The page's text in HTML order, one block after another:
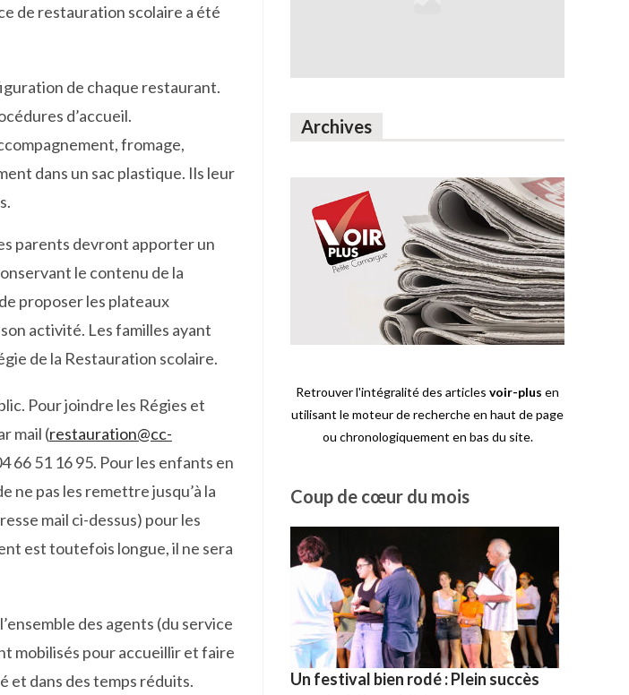
de restauration scolaire a été
de chaque restaurant.
d’accueil.
fromage,
dans un sac plastique. Ils leur
parents devront apporter un
le contenu de la
proposer les plateaux
activité. Les familles ayant
de la Restauration scolaire.
Pour joindre les Régies et
mail (restauration@cc-
66 51 16 95. Pour les enfants en
ne pas les remettre jusqu’à la
mail ci-dessus) pour les
est toutefois longue, il ne sera
des agents (du service
mobilisés pour accueillir et faire
et dans des temps réduits.
Archives
Retrouver l'intégralité des articles voir-plus en
utilisant le moteur de recherche en haut de page
ou chronologiquement en bas du site.
Coup de cœur du mois
Un festival bien rodé : Plein succès